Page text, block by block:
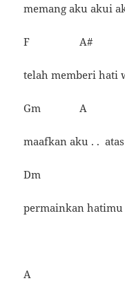
memang aku akui
F A#
telah memberi hati
Gm A
maafkan aku . .
Dm
permainkan hatimu
A